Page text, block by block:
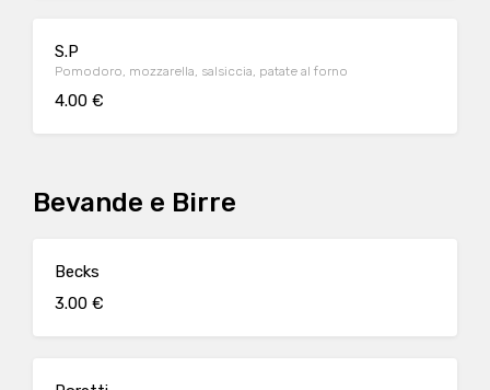
S.P
Pomodoro, mozzarella, salsiccia, patate al forno
4.00 €
Bevande e Birre
Becks
3.00 €